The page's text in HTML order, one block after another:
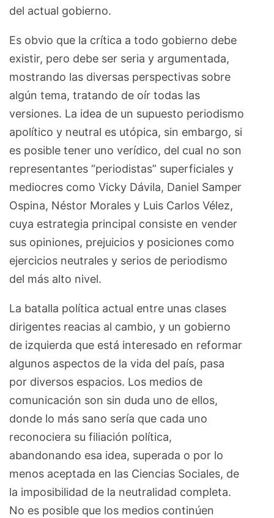
del actual gobierno.
Es obvio que la crítica a todo gobierno debe
existir, pero debe ser seria y argumentada,
mostrando las diversas perspectivas sobre
algún tema, tratando de oír todas las
versiones. La idea de un supuesto periodismo
apolítico y neutral es utópica, sin embargo, si
es posible tener uno verídico, del cual no son
representantes “periodistas” superficiales y
mediocres como Vicky Dávila, Daniel Samper
Ospina, Néstor Morales y Luis Carlos Vélez,
cuya estrategia principal consiste en vender
sus opiniones, prejuicios y posiciones como
ejercicios neutrales y serios de periodismo
del más alto nivel.
La batalla política actual entre unas clases
dirigentes reacias al cambio, y un gobierno
de izquierda que está interesado en reformar
algunos aspectos de la vida del país, pasa
por diversos espacios. Los medios de
comunicación son sin duda uno de ellos,
donde lo más sano sería que cada uno
reconociera su filiación política,
abandonando esa idea, superada o por lo
menos aceptada en las Ciencias Sociales, de
la imposibilidad de la neutralidad completa.
No es posible que los medios continúen